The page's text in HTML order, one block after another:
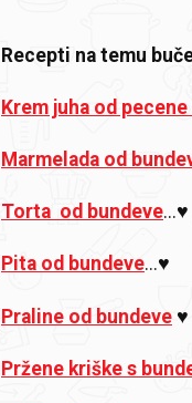
Recepti na temu
Krem juha od pecene
Marmelada od
Torta od bundeve...♥
Pita od bundeve...♥
Praline od bundeve ♥
Pržene kriške s